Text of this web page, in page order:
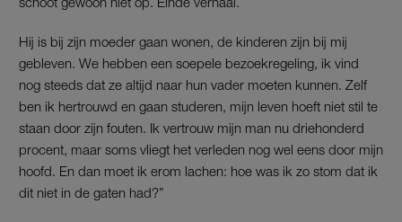
Hij is bij zijn moeder gaan wonen, de kinderen zijn bij mij
gebleven. We hebben een soepele bezoekregeling, ik vind
nog steeds dat ze altijd naar hun vader moeten kunnen. Zelf
ben ik hertrouwd en gaan studeren, mijn leven hoeft niet stil te
staan door zijn fouten. Ik vertrouw mijn man nu driehonderd
procent, maar soms vliegt het verleden nog wel eens door mijn
hoofd. En dan moet ik erom lachen: hoe was ik zo stom dat ik
dit niet in de gaten had?”